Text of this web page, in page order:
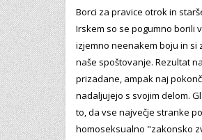
Borci za pravice otrok in
Irskem so se pogumno borili v
izjemno neenakem boju in si
naše spoštovanje. Rezultat
prizadane, ampak naj
nadaljujejo s svojim delom.
to, da vse največje stranke
homoseksualno "zakonsko